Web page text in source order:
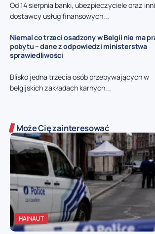
Od 14 sierpnia banki, ubezpieczyciele oraz inni
dostawcy usług finansowych...
Niemal co trzeci osadzony w Belgii nie ma
pobytu – dane z odpowiedzi ministerstwa
sprawiedliwości
Blisko jedna trzecia osób przebywających w
belgijskich zakładach karnych...
Może Cię zainteresować
HAINAUT